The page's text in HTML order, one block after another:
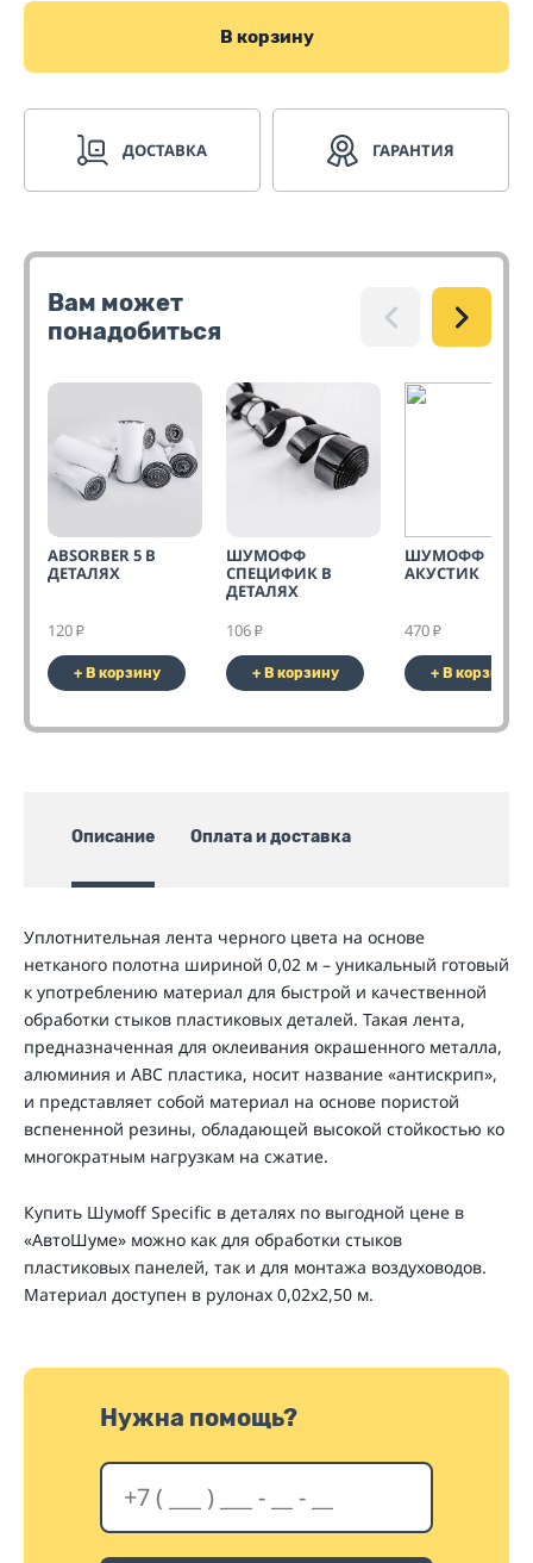
В корзину
ДОСТАВКА ГАРАНТИЯ
Вам может
понадобиться
ABSORBER 5 В
ДЕТАЛЯХ
120 ₽
+ В корзину
ШУМОФФ
СПЕЦИФИК В
ДЕТАЛЯХ
106 ₽
+ В корзину
ШУМОФФ
АКУСТИК
470 ₽
+ В корзину
Описание Оплата и доставка
Уплотнительная лента черного цвета на основе
нетканого полотна шириной 0,02 м – уникальный готовый
к употреблению материал для быстрой и качественной
обработки стыков пластиковых деталей. Такая лента,
предназначенная для оклеивания окрашенного металла,
алюминия и АВС пластика, носит название «антискрип»,
и представляет собой материал на основе пористой
вспененной резины, обладающей высокой стойкостью ко
многократным нагрузкам на сжатие.
Купить Шумoff Specific в деталях по выгодной цене в
«АвтоШуме» можно как для обработки стыков
пластиковых панелей, так и для монтажа воздуховодов.
Материал доступен в рулонах 0,02х2,50 м.
Нужна помощь?